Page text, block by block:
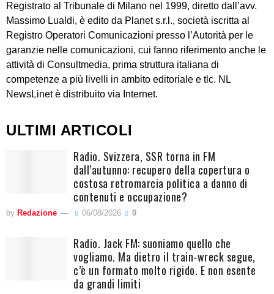
Registrato al Tribunale di Milano nel 1999, diretto dall’avv.
Massimo Lualdi, è edito da Planet s.r.l., società iscritta al
Registro Operatori Comunicazioni presso l’Autorità per le
garanzie nelle comunicazioni, cui fanno riferimento anche le
attività di Consultmedia, prima struttura italiana di
competenze a più livelli in ambito editoriale e tlc. NL
NewsLinet è distribuito via Internet.
ULTIMI ARTICOLI
Radio. Svizzera, SSR torna in FM
dall’autunno: recupero della copertura o
costosa retromarcia politica a danno di
contenuti e occupazione?
by Redazione 06/08/2026 0
Radio. Jack FM: suoniamo quello che
vogliamo. Ma dietro il train-wreck segue,
c’è un formato molto rigido. E non esente
da grandi limiti